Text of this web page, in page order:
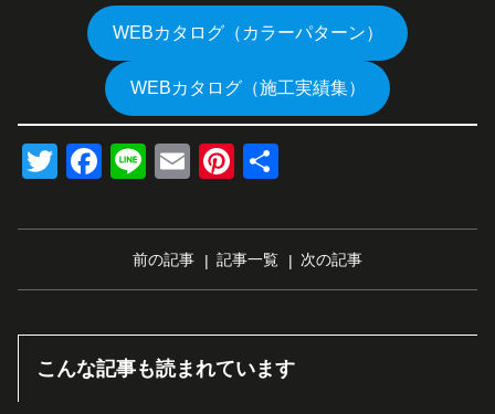
WEBカタログ（カラーパターン）
WEBカタログ（施工実績集）
TwitterFacebook
LineEmailPinterest
前の記事 記事一覧 次の記事
こんな記事も読まれています